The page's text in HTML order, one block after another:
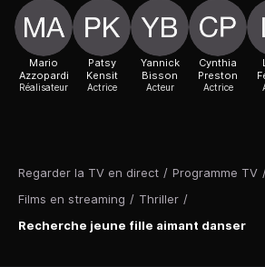
Regarder la TV en direct / Programme TV
Films en streaming / Thriller /
Recherche jeune fille aimant danser
Mario
Azzopardi
Réalisateur
Patsy
Kensit
Actrice
Yannick
Bisson
Acteur
Cynthia
Preston
Actrice